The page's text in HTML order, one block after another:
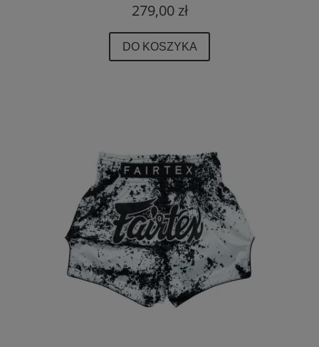
279,00 zł
DO KOSZYKA